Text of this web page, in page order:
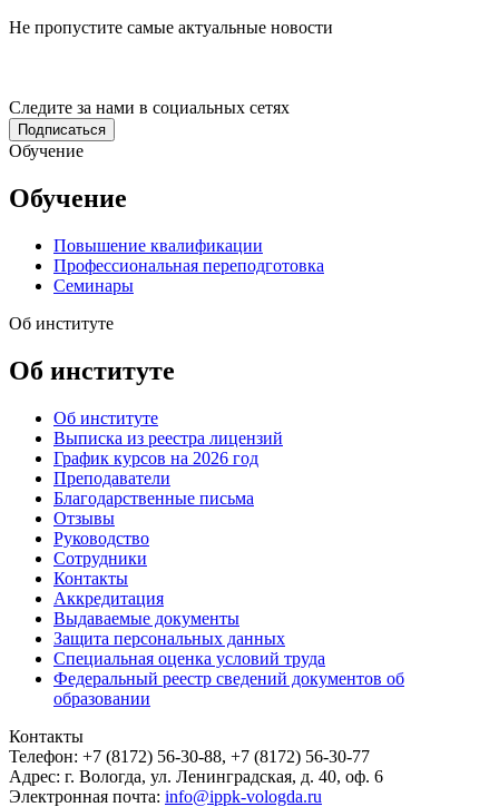
Не пропустите самые актуальные новости
Следите за нами в социальных сетях
Подписаться
Обучение
Обучение
Повышение квалификации
Профессиональная переподготовка
Семинары
Об институте
Об институте
Об институте
Выписка из реестра лицензий
График курсов на 2026 год
Преподаватели
Благодарственные письма
Отзывы
Руководство
Сотрудники
Контакты
Аккредитация
Выдаваемые документы
Защита персональных данных
Специальная оценка условий труда
Федеральный реестр сведений документов об
образовании
Контакты
Телефон: +7 (8172) 56-30-88, +7 (8172) 56-30-77
Адрес: г. Вологда, ул. Ленинградская, д. 40, оф. 6
Электронная почта: info@ippk-vologda.ru